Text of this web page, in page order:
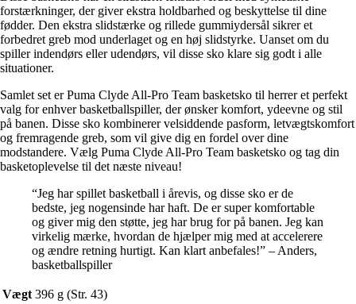
forstærkninger, der giver ekstra holdbarhed og beskyttelse til dine
fødder. Den ekstra slidstærke og rillede gummiydersål sikrer et
forbedret greb mod underlaget og en høj slidstyrke. Uanset om du
spiller indendørs eller udendørs, vil disse sko klare sig godt i alle
situationer.
Samlet set er Puma Clyde All-Pro Team basketsko til herrer et perfekt
valg for enhver basketballspiller, der ønsker komfort, ydeevne og stil
på banen. Disse sko kombinerer velsiddende pasform, letvægtskomfort
og fremragende greb, som vil give dig en fordel over dine
modstandere. Vælg Puma Clyde All-Pro Team basketsko og tag din
basketoplevelse til det næste niveau!
“Jeg har spillet basketball i årevis, og disse sko er de
bedste, jeg nogensinde har haft. De er super komfortable
og giver mig den støtte, jeg har brug for på banen. Jeg kan
virkelig mærke, hvordan de hjælper mig med at accelerere
og ændre retning hurtigt. Kan klart anbefales!” – Anders,
basketballspiller
Vægt 396 g (Str. 43)